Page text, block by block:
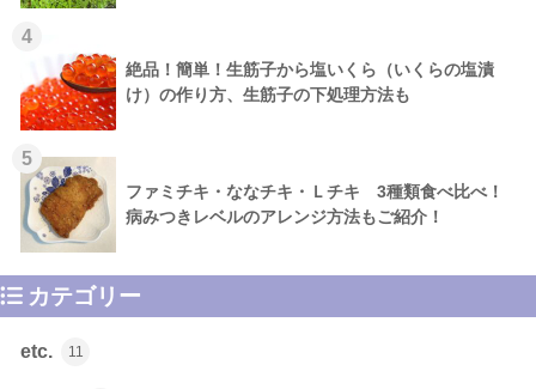
4
絶品！簡単！生筋子から塩いくら（いくらの塩漬
け）の作り方、生筋子の下処理方法も
5
ファミチキ・ななチキ・Ｌチキ 3種類食べ比べ！
病みつきレベルのアレンジ方法もご紹介！
カテゴリー
etc. 11